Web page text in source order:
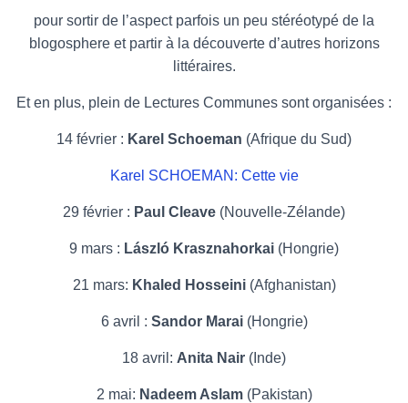
pour sortir de l’aspect parfois un peu stéréotypé de la
blogosphere et partir à la découverte d’autres horizons
littéraires.
Et en plus, plein de Lectures Communes sont organisées :
14 février : Karel Schoeman (Afrique du Sud)
Karel SCHOEMAN: Cette vie
29 février : Paul Cleave (Nouvelle-Zélande)
9 mars : László Krasznahorkai (Hongrie)
21 mars: Khaled Hosseini (Afghanistan)
6 avril : Sandor Marai(Hongrie)
18 avril: Anita Nair (Inde)
2 mai: Nadeem Aslam(Pakistan)